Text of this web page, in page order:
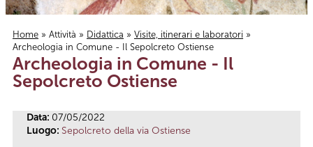
Tu sei qui
Home » Attività » Didattica » Visite, itinerari e laboratori »
Archeologia in Comune - Il Sepolcreto Ostiense
Archeologia in Comune - Il
Sepolcreto Ostiense
Data: 07/05/2022
Luogo: Sepolcreto della via Ostiense